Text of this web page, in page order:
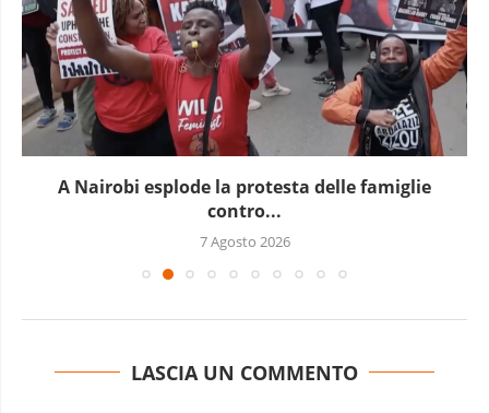
In Guinea è in corso un nuovo blocco...
7 Agosto 2026